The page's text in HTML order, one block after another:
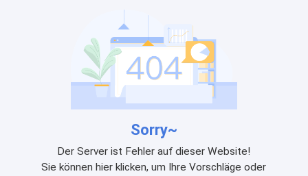
Sorry~
Der Server ist Fehler auf dieser Website!
Sie können hier klicken, um Ihre Vorschläge oder